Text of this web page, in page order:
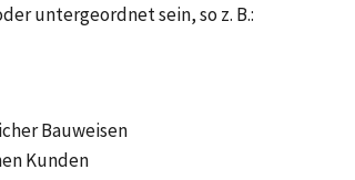
untergeordnet sein, so z. B.:
Bauweisen
Kunden